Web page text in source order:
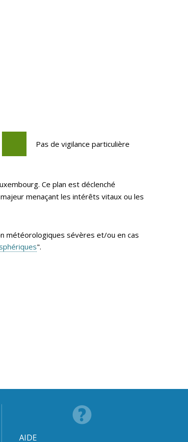
Pas de vigilance particulière
Ce plan est déclenché
menaçant les intérêts vitaux ou les
météorologiques sévères et/ou en cas
".
AIDE